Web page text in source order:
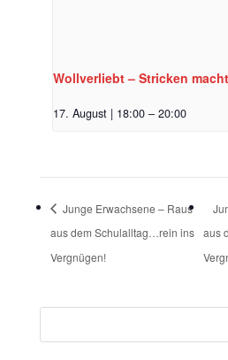
Wollverliebt – Stricken
17. August | 18:00 – 20:00
Junge Erwachsene – Raus
aus dem Schulalltag…rein ins
Vergnügen!
aus